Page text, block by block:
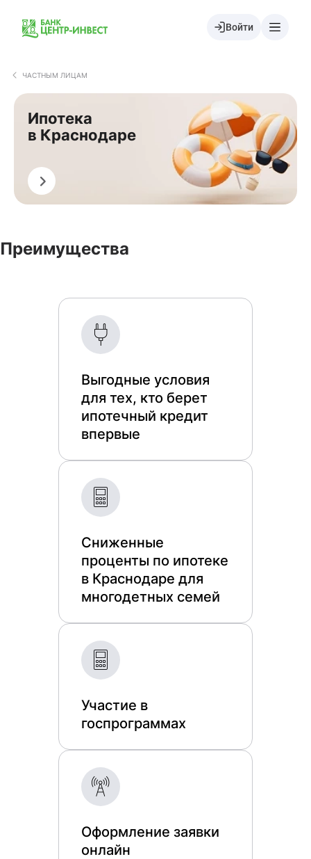
Войти
ЧАСТНЫМ ЛИЦАМ
Ипотека
в Краснодаре
Оформить
Преимущества
Выгодные условия
для тех, кто берет
ипотечный кредит
впервые
Сниженные
проценты по ипотеке
в Краснодаре для
многодетных семей
Участие в
госпрограммах
Оформление заявки
онлайн